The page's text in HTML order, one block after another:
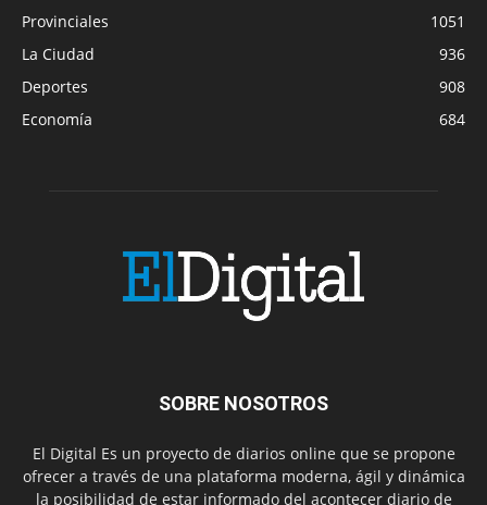
Provinciales
1051
La Ciudad
936
Deportes
908
Economía
684
SOBRE NOSOTROS
El Digital Es un proyecto de diarios online que se propone
ofrecer a través de una plataforma moderna, ágil y dinámica
la posibilidad de estar informado del acontecer diario de